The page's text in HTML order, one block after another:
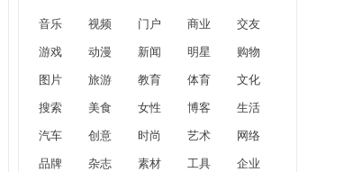
音乐 视频 门户 商业 交友
游戏 动漫 新闻 明星 购物
图片 旅游 教育 体育 文化
搜索 美食 女性 博客 生活
汽车 创意 时尚 艺术 网络
品牌 杂志 素材 工具 企业